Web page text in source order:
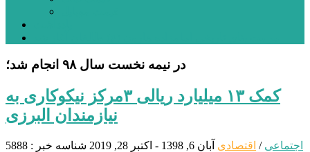
در نیمه نخست سال ۹۸ انجام شد؛
کمک ۱۳ میلیارد ریالی ٣مرکز نیکوکاری به
نیازمندان البرزی
اجتماعی / اقتصادی آبان 6, 1398 - اکتبر 28, 2019 شناسه خبر : 5888